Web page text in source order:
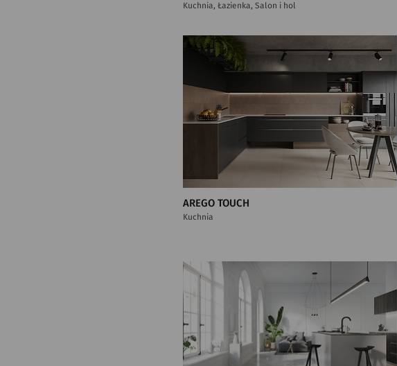
Kuchnia, Łazienka, Salon i hol
AREGO TOUCH
Kuchnia